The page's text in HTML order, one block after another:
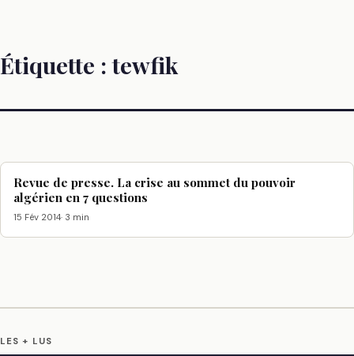
Étiquette :tewfik
Revue de presse. La crise au sommet du pouvoir
algérien en 7 questions
15 Fév 2014· 3 min
LES + LUS